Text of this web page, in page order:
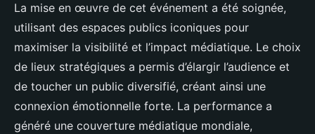
La mise en œuvre de cet événement a été soignée,
utilisant des espaces publics iconiques pour
maximiser la visibilité et l’impact médiatique. Le choix
de lieux stratégiques a permis d’élargir l’audience et
de toucher un public diversifié, créant ainsi une
connexion émotionnelle forte. La performance a
généré une couverture médiatique mondiale,